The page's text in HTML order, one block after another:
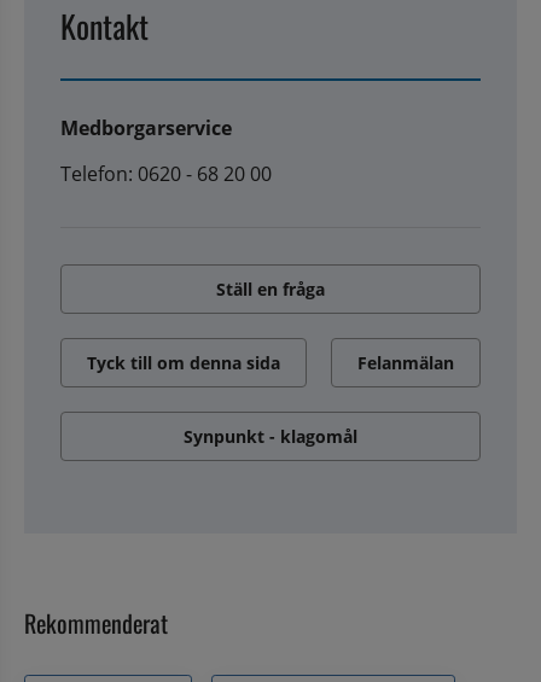
Kontakt
Medborgarservice
Telefon: 0620 - 68 20 00
Ställ en fråga
Tyck till om denna sida Felanmälan
Synpunkt - klagomål
Rekommenderat